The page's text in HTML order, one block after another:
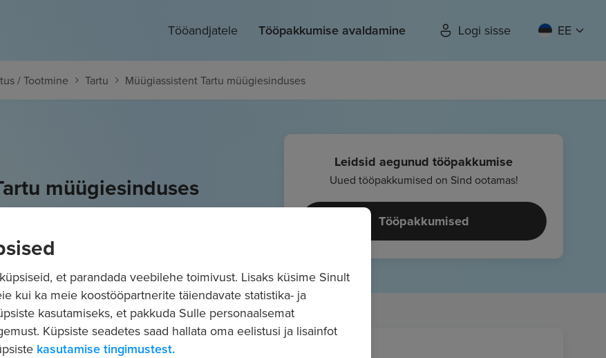
Tööandjatele Tööpakkumise avaldamine Logi sisse EE
/ Tootmine Tartu Müügiassistent Tartu müügiesinduses
müügiesinduses
Leidsid aegunud tööpakkumise
Uued tööpakkumised on Sind ootamas!
Tööpakkumised
et parandada veebilehe toimivust. Lisaks küsime Sinult
kui ka meie koostööpartnerite täiendavate statistika- ja
kasutamiseks, et pakkuda Sulle personaalsemat
Küpsiste seadetes saad hallata oma eelistusi ja lisainfot
kasutamise tingimustest.